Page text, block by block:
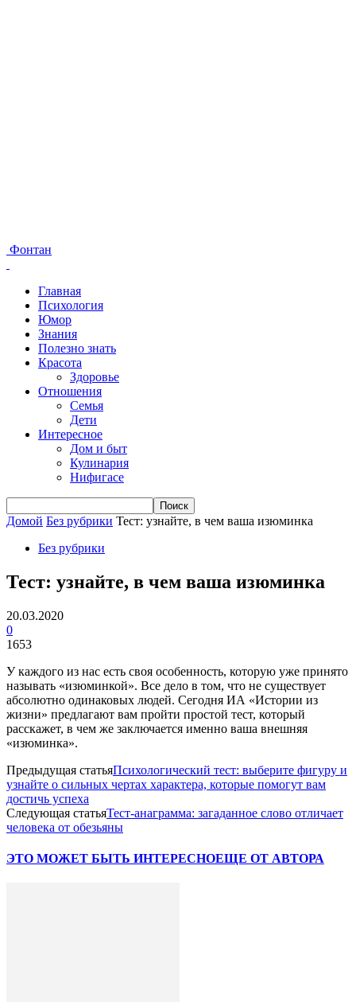
Фонтан
Главная
Психология
Юмор
Знания
Полезно знать
Красота
Здоровье
Отношения
Семья
Дети
Интересное
Дом и быт
Кулинария
Нифигасе
Домой Без рубрики Тест: узнайте, в чем ваша изюминка
Без рубрики
Тест: узнайте, в чем ваша изюминка
20.03.2020
0
1653
У каждого из нас есть своя особенность, которую уже принято
называть «изюминкой». Все дело в том, что не существует
абсолютно одинаковых людей. Сегодня ИА «Истории из
жизни» предлагают вам пройти простой тест, который
расскажет, в чем же заключается именно ваша внешняя
«изюминка».
Предыдущая статьяПсихологический тест: выберите фигуру и
узнайте о сильных чертах характера, которые помогут вам
достичь успеха
Следующая статьяТест-анаграмма: загаданное слово отличает
человека от обезьяны
ЭТО МОЖЕТ БЫТЬ ИНТЕРЕСНОЕЩЕ ОТ АВТОРА